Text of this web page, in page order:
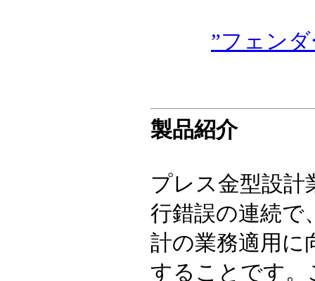
”フェン
製品紹介
プレス金型設計
行錯誤の連続で
計の業務適用に
することです。